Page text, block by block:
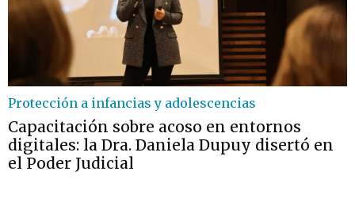
Protección a infancias y adolescencias
Capacitación sobre acoso en entornos
digitales: la Dra. Daniela Dupuy disertó en
el Poder Judicial